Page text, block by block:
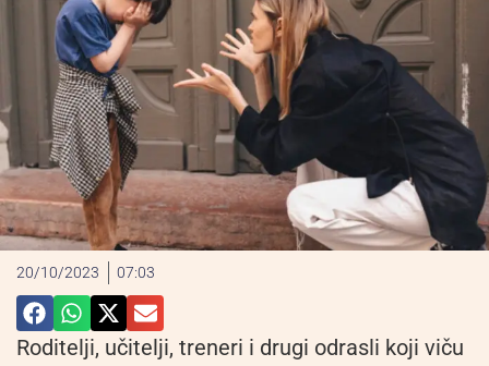
20/10/2023 07:03
Roditelji, učitelji, treneri i drugi odrasli koji viču